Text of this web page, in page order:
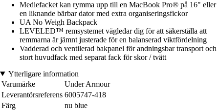
Mediefacket kan rymma upp till en MacBook Pro® på 16" eller
en liknande bärbar dator med extra organiseringsfickor
UA No Weigh Backpack
LEVELED™ remsystemet vägledar dig för att säkerställa att
remmarna är jämnt justerade för en balanserad viktfördelning
Vadderad och ventilerad bakpanel för andningsbar transport och
stort huvudfack med separat fack för skor / tvätt
Ytterligare information
Varumärke
Under Armour
Leverantörsreferens 6005747-418
Färg
nu blue